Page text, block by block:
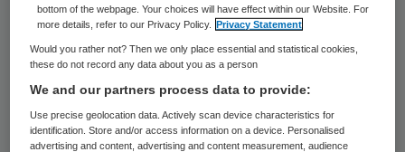
geveegd. Tot het niet meer gaat en de boel
ontploft. Dan komt de organisatie met een
pavlovreactie.” Volgens Jongmans is de
huidige crisis in het VUmc slechts een topje
van de ijsberg.
bottom of the webpage. Your choices will have effect within our Website. For
more details, refer to our Privacy Policy.
Privacy Statement
Would you rather not? Then we only place essential and statistical cookies,
these do not record any data about you as a person
We and our partners process data to provide:
Use precise geolocation data. Actively scan device characteristics for
identification. Store and/or access information on a device. Personalised
advertising and content, advertising and content measurement, audience